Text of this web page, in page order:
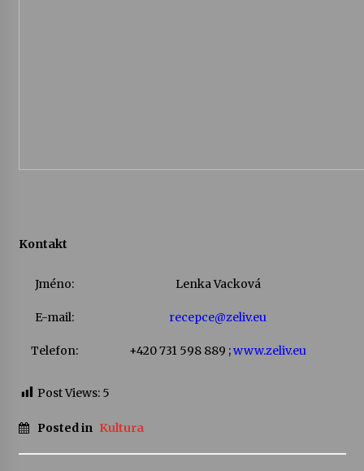
Petr Adamec – Malovaný svět
30. 6. 2026
Kontakt
Jméno: Lenka Vacková
E-mail: recepce@zeliv.eu
Telefon: +420 731 598 889 ;www.zeliv.eu
Post Views: 5
Posted in Kultura